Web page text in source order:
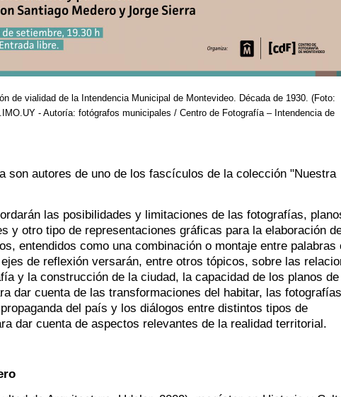
de vialidad de la Intendencia Municipal de Montevideo. Década de 1930. (Foto:
- Autoría: fotógrafos municipales / Centro de Fotografía – Intendencia de
son autores de uno de los fascículos de la colección "Nuestra
las posibilidades y limitaciones de las fotografías,
y otro tipo de representaciones gráficas para la elaboración
entendidos como una combinación o montaje entre palabras
de reflexión versarán, entre otros tópicos, sobre las
y la construcción de la ciudad, la capacidad de los planos de
dar cuenta de las transformaciones del habitar, las
del país y los diálogos entre distintos tipos de
dar cuenta de aspectos relevantes de la realidad territorial.